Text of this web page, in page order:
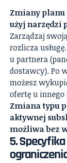
Zmiany planu
użyj narzędzi
Zarządzaj
rozlicza
u partnera
dostawcy). Po
możesz
ofertę u
Zmiana typu
aktywnej
możliwa bez
5.